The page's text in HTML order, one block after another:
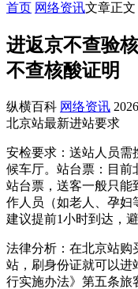
首页 网络资讯文章正文
进返京不查验
不查核酸证明
纵横百科 网络资讯
北京站最新进站要求
安检要求：送站人员需
候车厅。站台票：目前
站台票，送客一般只能
作人员（如老人、孕妇
建议提前1小时到达，
法律分析：在北京站购
站，刷身份证就可以进
行实施办法》第五条旅